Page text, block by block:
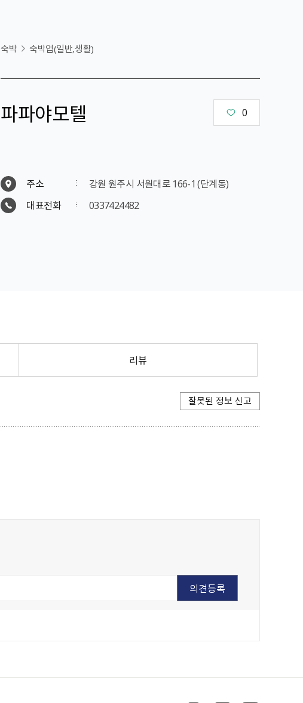
숙박 숙박업(일반,생활)
파파야모텔 0
주소
강원 원주시 서원대로 166-1 (단계동)
대표전화
0337424482
리뷰
잘못된 정보 신고